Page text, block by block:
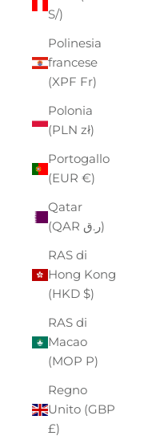
S/)
Polinesia
francese
(XPF Fr)
Polonia
(PLN zł)
Portogallo
(EUR €)
Qatar
(QAR ر.ق)
RAS di
Hong Kong
(HKD $)
RAS di
Macao
(MOP P)
Regno
Unito (GBP
£)